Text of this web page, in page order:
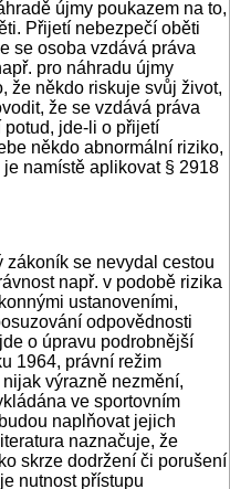
újmy poukazem na to,
Přijetí nebezpečí oběti
se osoba vzdává práva
pro náhradu újmy
že někdo riskuje svůj život,
že se vzdává práva
potud, jde-li o přijetí
někdo abnormální riziko,
namístě aplikovat § 2918
se nevydal cestou
např. v podobě rizika
ustanoveními,
odpovědnosti
o úpravu podrobnější
1964, právní režim
výrazně nezmění,
ve sportovním
naplňovat jejich
naznačuje, že
skrze dodržení či porušení
nutnost přístupu